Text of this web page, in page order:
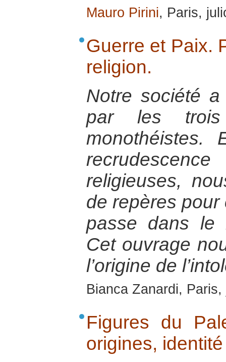
Mauro Pirini, Paris,
Guerre et Paix.
religion.
Notre société
par les trois
monothéistes.
religieuses,
de repères
passe dans le
Cet ouvrage
l’origine de
Bianca Zanardi,
Figures du
origines,